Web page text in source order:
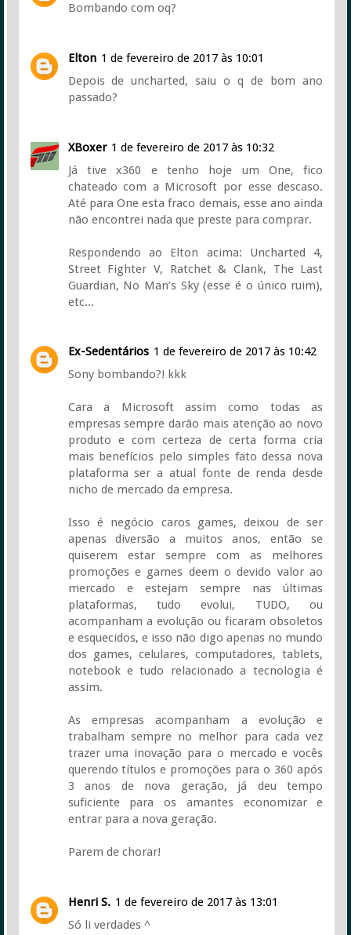
Bombando com oq?
Elton 1 de fevereiro de 2017 às 10:01
Depois de uncharted, saiu o q de bom ano
passado?
XBoxer 1 de fevereiro de 2017 às 10:32
Já tive x360 e tenho hoje um One, fico
chateado com a Microsoft por esse descaso.
Até para One esta fraco demais, esse ano ainda
não encontrei nada que preste para comprar.
Respondendo ao Elton acima: Uncharted 4,
Street Fighter V, Ratchet & Clank, The Last
Guardian, No Man’s Sky (esse é o único ruim),
etc...
Ex-Sedentários 1 de fevereiro de 2017 às 10:42
Sony bombando?! kkk
Cara a Microsoft assim como todas as
empresas sempre darão mais atenção ao novo
produto e com certeza de certa forma cria
mais benefícios pelo simples fato dessa nova
plataforma ser a atual fonte de renda desde
nicho de mercado da empresa.
Isso é negócio caros games, deixou de ser
apenas diversão a muitos anos, então se
quiserem estar sempre com as melhores
promoções e games deem o devido valor ao
mercado e estejam sempre nas últimas
plataformas, tudo evolui, TUDO, ou
acompanham a evolução ou ficaram obsoletos
e esquecidos, e isso não digo apenas no mundo
dos games, celulares, computadores, tablets,
notebook e tudo relacionado a tecnologia é
assim.
As empresas acompanham a evolução e
trabalham sempre no melhor para cada vez
trazer uma inovação para o mercado e vocês
querendo títulos e promoções para o 360 após
3 anos de nova geração, já deu tempo
suficiente para os amantes economizar e
entrar para a nova geração.
Parem de chorar!
Henri S. 1 de fevereiro de 2017 às 13:01
Só li verdades ^